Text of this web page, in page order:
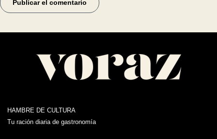
HAMBRE DE CULTURA
Tu ración diaria de gastronomía